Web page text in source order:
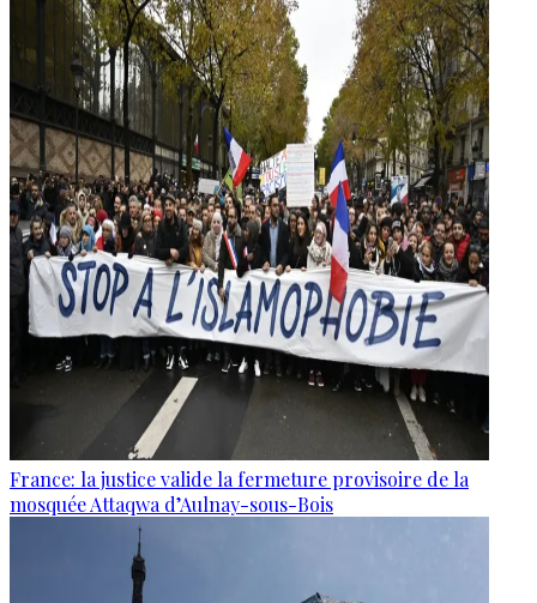
France: la justice valide la fermeture provisoire de la
mosquée Attaqwa d’Aulnay-sous-Bois